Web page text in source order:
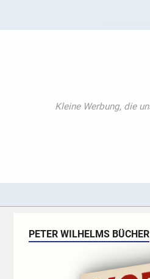
PETER WILHELMS BÜCHER